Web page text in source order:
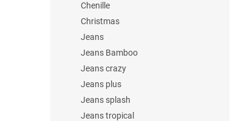
Chenille
Christmas
Jeans
Jeans Bamboo
Jeans crazy
Jeans plus
Jeans splash
Jeans tropical